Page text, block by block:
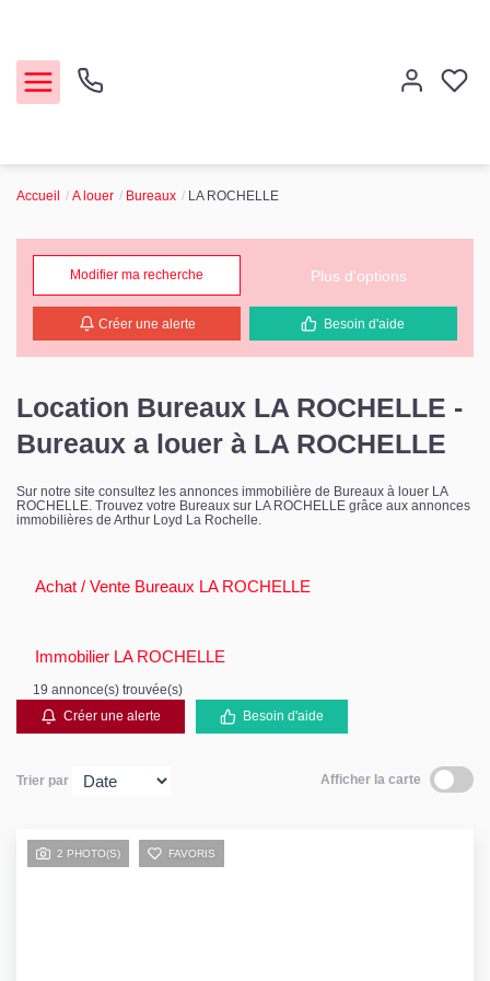
Louer
Etude de marché
Notre Agence
Contact
Accueil A louer Bureaux LA ROCHELLE
Modifier ma recherche Plus d'options
Créer une alerte Besoin d'aide
Location Bureaux LA ROCHELLE -
Bureaux a louer à LA ROCHELLE
Sur notre site consultez les annonces immobilière de Bureaux à louer LA
ROCHELLE. Trouvez votre Bureaux sur LA ROCHELLE grâce aux annonces
immobilières de Arthur Loyd La Rochelle.
Achat / Vente Bureaux LA ROCHELLE
Immobilier LA ROCHELLE
19 annonce(s) trouvée(s)
Créer une alerte
Besoin d'aide
Trier par Afficher la carte
2 PHOTO(S) FAVORIS